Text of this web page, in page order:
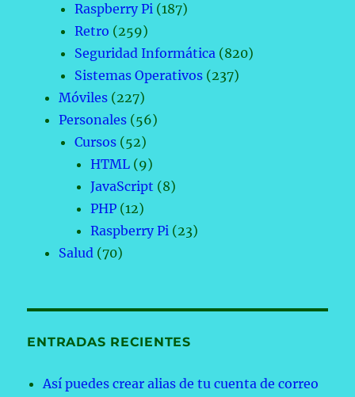
Raspberry Pi (187)
Retro (259)
Seguridad Informática (820)
Sistemas Operativos (237)
Móviles (227)
Personales (56)
Cursos (52)
HTML (9)
JavaScript (8)
PHP (12)
Raspberry Pi (23)
Salud (70)
ENTRADAS RECIENTES
Así puedes crear alias de tu cuenta de correo